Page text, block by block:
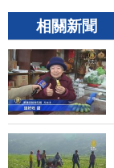
相關新聞